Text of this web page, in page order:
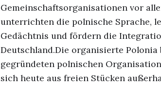
Gemeinschaftsorganisationen vor
unterrichten die polnische Sprache,
Gedächtnis und fördern die
Deutschland.Die organisierte
gegründeten polnischen
sich heute aus freien Stücken